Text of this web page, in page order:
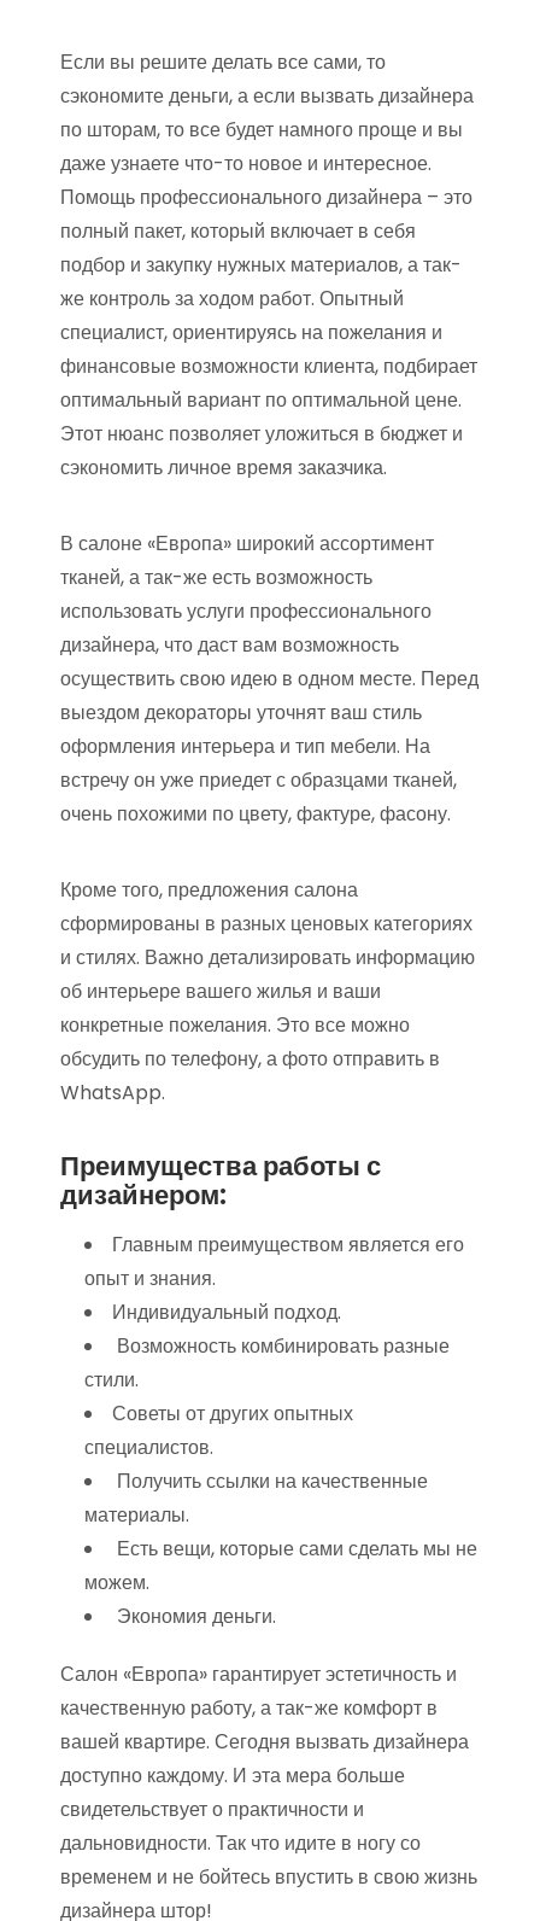
Если вы решите делать все сами, то
сэкономите деньги, а если вызвать дизайнера
по шторам, то все будет намного проще и вы
даже узнаете что-то новое и интересное.
Помощь профессионального дизайнера – это
полный пакет, который включает в себя
подбор и закупку нужных материалов, а так-
же контроль за ходом работ. Опытный
специалист, ориентируясь на пожелания и
финансовые возможности клиента, подбирает
оптимальный вариант по оптимальной цене.
Этот нюанс позволяет уложиться в бюджет и
сэкономить личное время заказчика.
В салоне «Европа» широкий ассортимент
тканей, а так-же есть возможность
использовать услуги профессионального
дизайнера, что даст вам возможность
осуществить свою идею в одном месте. Перед
выездом декораторы уточнят ваш стиль
оформления интерьера и тип мебели. На
встречу он уже приедет с образцами тканей,
очень похожими по цвету, фактуре, фасону.
Кроме того, предложения салона
сформированы в разных ценовых категориях
и стилях. Важно детализировать информацию
об интерьере вашего жилья и ваши
конкретные пожелания. Это все можно
обсудить по телефону, а фото отправить в
WhatsApp.
Преимущества работы с
дизайнером:
Главным преимуществом является его
опыт и знания.
Индивидуальный подход.
Возможность комбинировать разные
стили.
Советы от других опытных
специалистов.
Получить ссылки на качественные
материалы.
Есть вещи, которые сами сделать мы не
можем.
Экономия деньги.
Салон «Европа» гарантирует эстетичность и
качественную работу, а так-же комфорт в
вашей квартире. Сегодня вызвать дизайнера
доступно каждому. И эта мера больше
свидетельствует о практичности и
дальновидности. Так что идите в ногу со
временем и не бойтесь впустить в свою жизнь
дизайнера штор!